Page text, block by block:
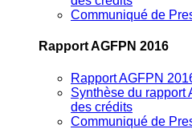
Communiqué de
Rapport AGFPN 2016
Rapport AGFPN
Synthèse du rapport
des crédits
Communiqué de